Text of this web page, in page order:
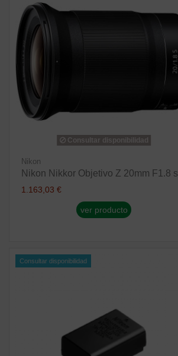
Consultar disponibilidad
Nikon
Nikon Nikkor Objetivo Z 20mm F1.8 s
1.163,03 €
ver producto
Consultar disponibilidad